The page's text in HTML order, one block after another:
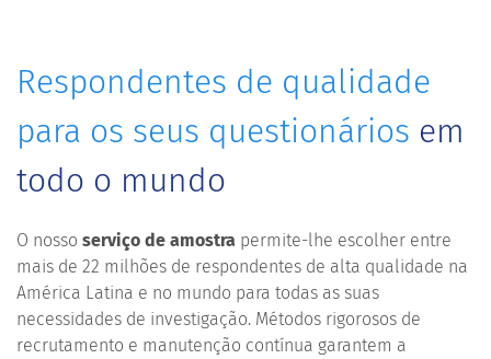
Respondentes de qualidade
para os seus questionários em
todo o mundo
O nosso serviço de amostra permite-lhe escolher entre
mais de 22 milhões de respondentes de alta qualidade na
América Latina e no mundo para todas as suas
necessidades de investigação. Métodos rigorosos de
recrutamento e manutenção contínua garantem a